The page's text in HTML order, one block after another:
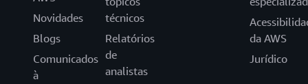
Novidades
Blogs
Comunicados
à
técnicos
Relatórios
de
analistas
da AWS
Jurídico